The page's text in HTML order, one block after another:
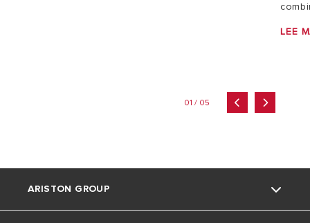
LEE
01 / 05
ARISTON GROUP